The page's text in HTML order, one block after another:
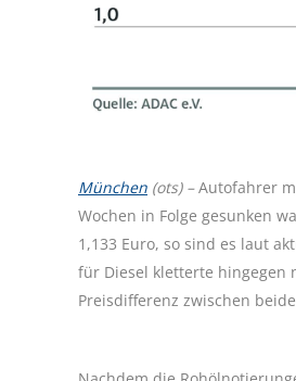
München (ots) –Autofahrer
Wochen in Folge gesunken
1,133 Euro, so sind es laut
für Diesel kletterte hingegen
Preisdifferenz zwischen